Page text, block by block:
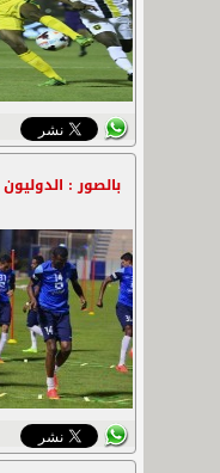
بالصور :